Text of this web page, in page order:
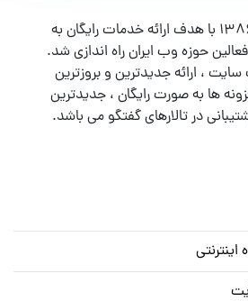
پرشین اسکریپت در سال ۱۳۸۶ با هدف ارائه خدمات رایگان به
حوزه وب ایران راه اندازی شد.
، ارائه جدیدترین و بروزترین
ها به صورت رایگان ، جدیدترین
در تالارهای گفتگو می باشد.